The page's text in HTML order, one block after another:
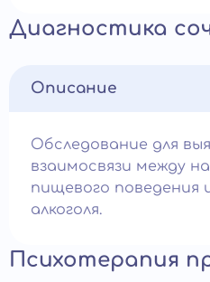
Диагностика
Описание
Обследование для
взаимосвязи между
пищевого поведения
алкоголя.
Психотерапия